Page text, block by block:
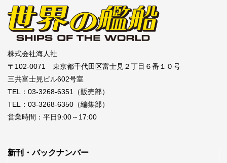
株式会社海人社
〒102-0071 東京都千代田区富士見２丁目６番１０号
三共富士見ビル602号室
TEL：03-3268-6351（販売部）
TEL：03-3268-6350（編集部）
営業時間：平日9:00～17:00
新刊・バックナンバー